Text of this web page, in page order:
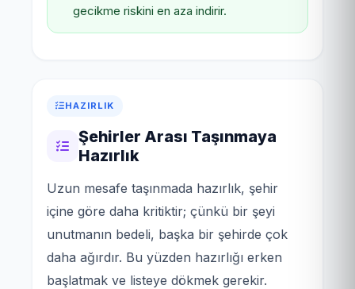
gecikme riskini en aza indirir.
HAZIRLIK
Şehirler Arası Taşınmaya
Hazırlık
Uzun mesafe taşınmada hazırlık, şehir
içine göre daha kritiktir; çünkü bir şeyi
unutmanın bedeli, başka bir şehirde çok
daha ağırdır. Bu yüzden hazırlığı erken
başlatmak ve listeye dökmek gerekir.